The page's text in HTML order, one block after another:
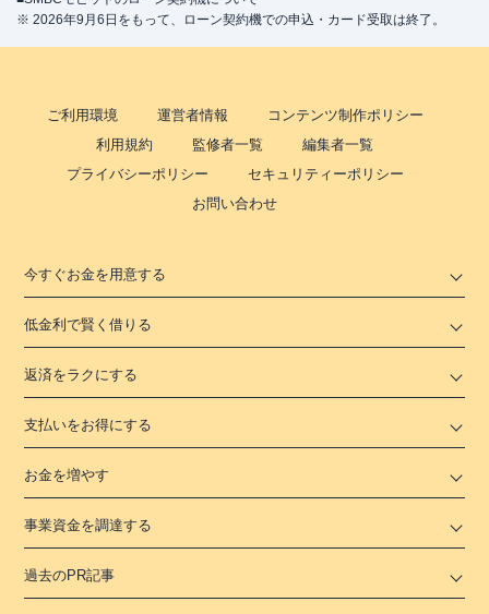
※ 2026年9月6日をもって、ローン契約機での申込・カード受取は終了。
ご利用環境 運営者情報
コンテンツ制作ポリシー
利用規約
監修者一覧
編集者一覧
プライバシーポリシー
セキュリティーポリシー
お問い合わせ
今すぐお金を用意する
低金利で賢く借りる
返済をラクにする
支払いをお得にする
お金を増やす
事業資金を調達する
過去のPR記事